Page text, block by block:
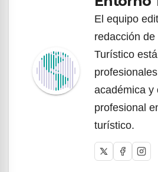
El equipo
redacción
Turístico
académica y
profesional
turístico.